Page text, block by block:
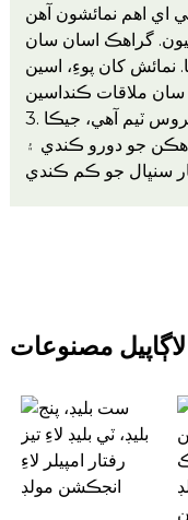
اي اهم نمائشون آهن
گراهڪ اسان سان
نمائش کان پوءِ، اسين
3. اسان وٽ هڪ پيشيور بعد ۾ سيلز سروس ٽيم آهي، جيڪا
جو دورو ڪندي ۽
لاڳاپيل مصنوعات